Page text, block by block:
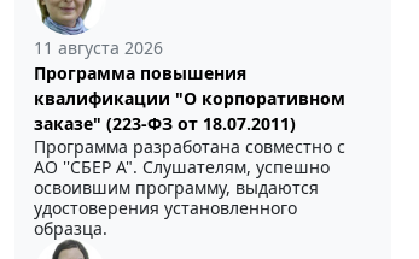
11 августа 2026
Программа повышения
квалификации "О корпоративном
заказе" (223-ФЗ от 18.07.2011)
Программа разработана совместно с
АО ''СБЕР А". Слушателям, успешно
освоившим программу, выдаются
удостоверения установленного
образца.